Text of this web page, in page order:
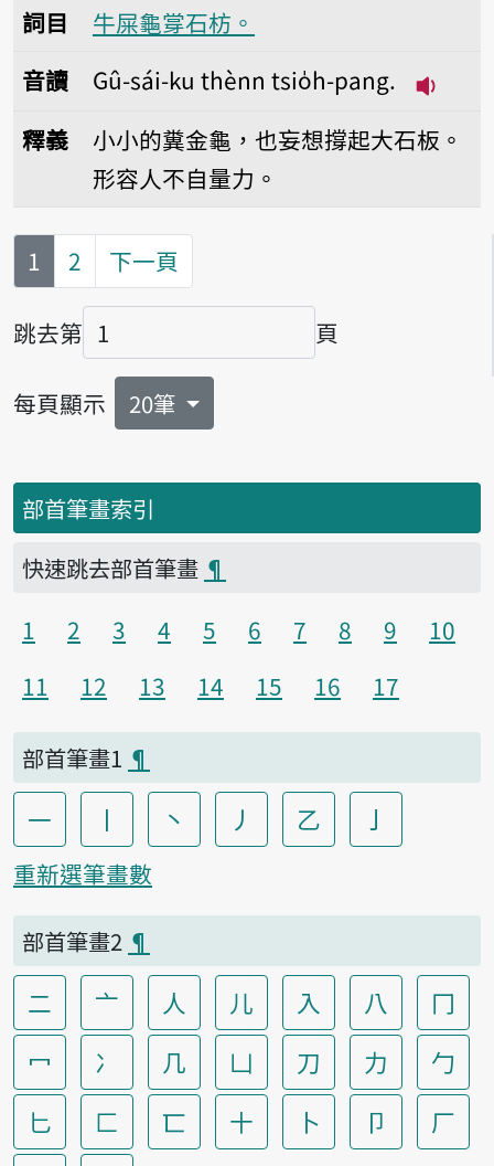
詞目
牛屎龜牚石枋。
音讀
Gû-sái-ku thènn tsio̍h-pang.
釋義
小小的糞金龜，也妄想撐起大石板。
形容人不自量力。
第
1 2 下一頁
跳去第
頁碼
頁
每頁顯示 20筆
部首筆畫索引
快速跳去部首筆畫 ¶
1
2 3 4 5 6 7 8 9
10
11
12 13 14 15 16 17
部首筆畫1 ¶
一 丨 丶 丿 乙 亅
重新選筆畫數
部首筆畫2 ¶
二 亠 人 儿 入 八
冂
冖
冫 几 凵 刀 力
勹
匕
匚 匸 十 卜 卩
厂